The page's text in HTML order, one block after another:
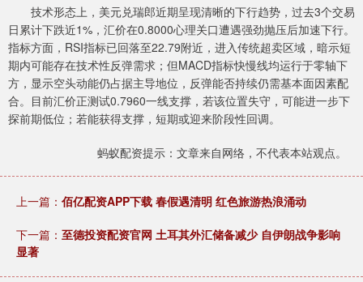
技术形态上，美元兑瑞郎近期呈现清晰的下行趋势，过去3个交易
日累计下跌近1%，汇价在0.8000心理关口遭遇强劲抛压后加速下行。
指标方面，RSI指标已回落至22.79附近，进入传统超卖区域，暗示短
期内可能存在技术性反弹需求；但MACD指标快慢线均运行于零轴下
方，显示空头动能仍占据主导地位，反弹能否持续仍需基本面因素配
合。目前汇价正测试0.7960一线支撑，若该位置失守，可能进一步下
探前期低位；若能获得支撑，短期或迎来阶段性回调。
蚂蚁配资提示：文章来自网络，不代表本站观点。
上一篇： 佰亿配资APP下载 春假遇清明 红色旅游热浪涌动
下一篇： 至德投资配资官网 土耳其外汇储备减少 自伊朗战争影响
显著